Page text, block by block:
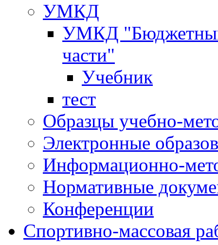
УМКД
УМКД "Бюджетный
части"
Учебник
тест
Образцы учебно-
Электронные
Информационно-
Нормативные
Конференции
Спортивно-массовая